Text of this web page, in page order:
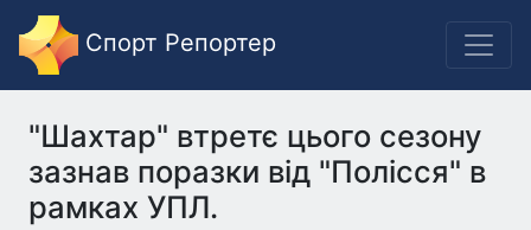
Спорт Репортер
"Шахтар" втретє цього сезону
зазнав поразки від "Полісся" в
рамках УПЛ.